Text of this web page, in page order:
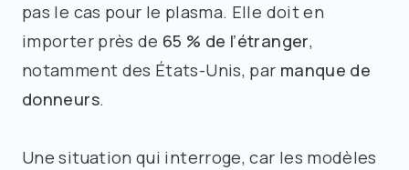
pas le cas pour le plasma. Elle doit en
importer près de 65 % de l’étranger,
notamment des États-Unis, par manque de
donneurs.
Une situation qui interroge, car les modèles